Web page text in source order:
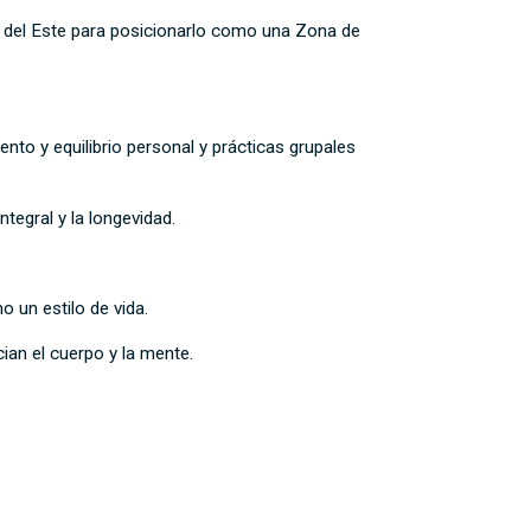
Este para posicionarlo como una Zona de
y equilibrio personal y prácticas grupales
y la longevidad.
un estilo de vida.
el cuerpo y la mente.